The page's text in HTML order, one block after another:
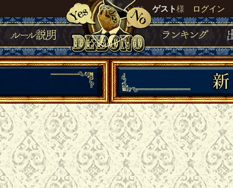
いらっしゃいませ。ゲスト様 ログイン